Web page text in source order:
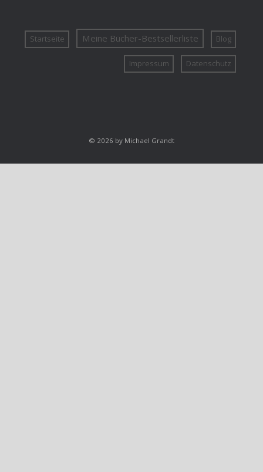
Startseite Meine Bücher-Bestsellerliste Blog
Impressum Datenschutz
© 2026 by Michael Grandt